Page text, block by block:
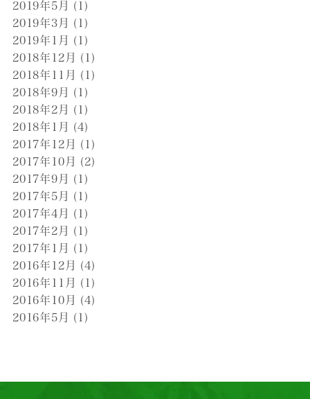
2019年5月 (1)
2019年3月 (1)
2019年1月 (1)
2018年12月 (1)
2018年11月 (1)
2018年9月 (1)
2018年2月 (1)
2018年1月 (4)
2017年12月 (1)
2017年10月 (2)
2017年9月 (1)
2017年5月 (1)
2017年4月 (1)
2017年2月 (1)
2017年1月 (1)
2016年12月 (4)
2016年11月 (1)
2016年10月 (4)
2016年5月 (1)